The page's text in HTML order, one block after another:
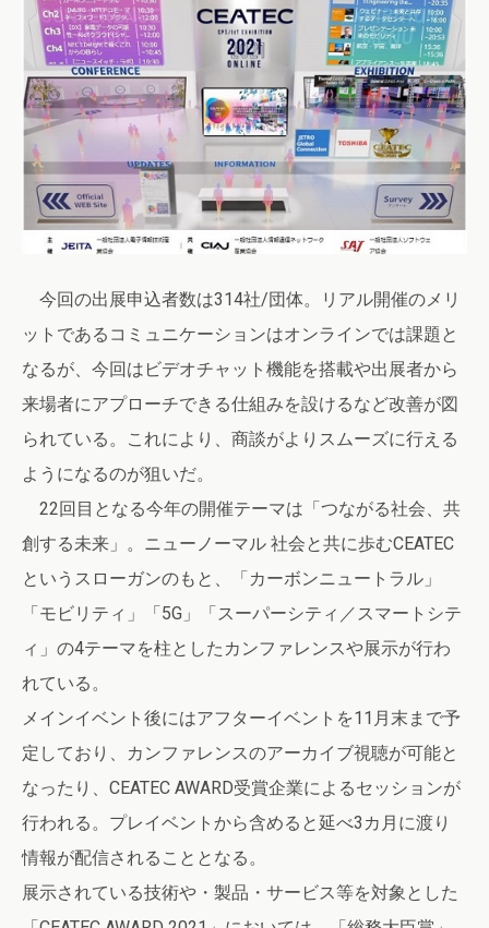
今回の出展申込者数は314社/団体。リアル開催のメリ
ットであるコミュニケーションはオンラインでは課題と
なるが、今回はビデオチャット機能を搭載や出展者から
来場者にアプローチできる仕組みを設けるなど改善が図
られている。これにより、商談がよりスムーズに行える
ようになるのが狙いだ。
22回目となる今年の開催テーマは「つながる社会、共
創する未来」。ニューノーマル 社会と共に歩むCEATEC
というスローガンのもと、「カーボンニュートラル」
「モビリティ」「5G」「スーパーシティ／スマートシテ
ィ」の4テーマを柱としたカンファレンスや展示が行わ
れている。
メインイベント後にはアフターイベントを11月末まで予
定しており、カンファレンスのアーカイブ視聴が可能と
なったり、CEATEC AWARD受賞企業によるセッションが
行われる。プレイベントから含めると延べ3カ月に渡り
情報が配信されることとなる。
展示されている技術や・製品・サービス等を対象とした